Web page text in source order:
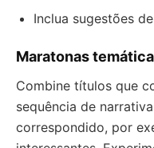
Inclua sugestões
Maratonas
Combine títulos que
sequência de
correspondido, por